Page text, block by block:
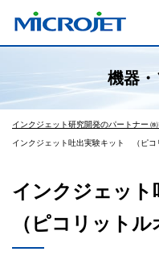
機器
インクジェット研究開発のパートナー
インクジェット吐出実験キット （ピコ
インクジェッ
（ピコリットル